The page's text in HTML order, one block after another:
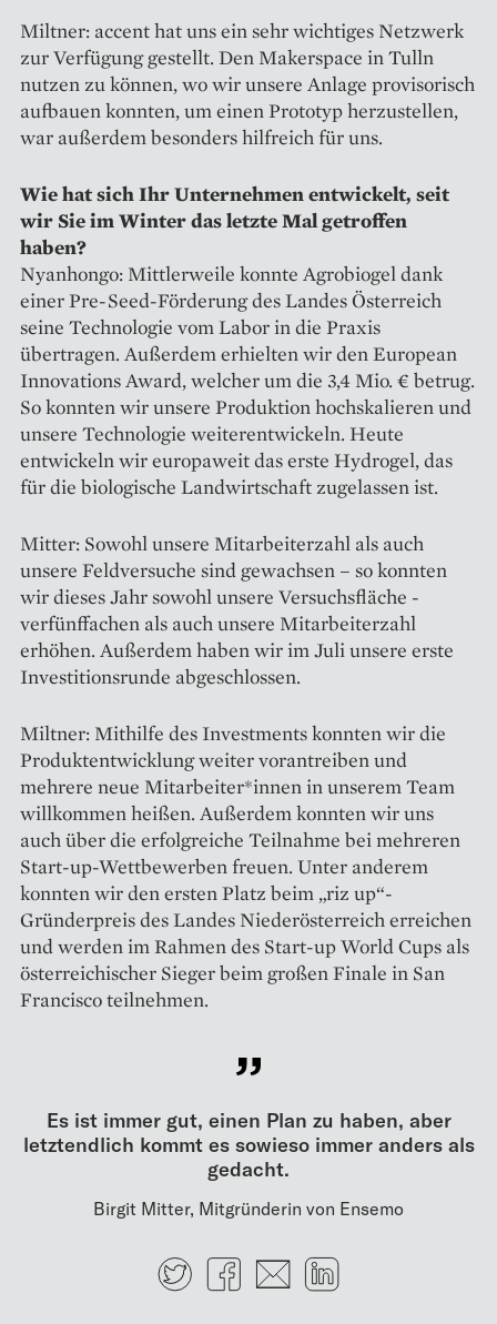
Miltner: accent hat uns ein sehr wichtiges Netzwerk
zur Verfügung gestellt. Den Makerspace in Tulln
nutzen zu können, wo wir unsere Anlage provisorisch
aufbauen konnten, um einen Prototyp herzustellen,
war außerdem besonders hilfreich für uns.
Wie hat sich Ihr Unternehmen ent­wickelt, seit
wir Sie im Winter das letzte Mal getroffen
haben?
Nyanhongo: Mittlerweile ­konn­te Agrobiogel dank
einer Pre-Seed-Förderung des Landes Österreich
seine Technologie vom Labor in die Praxis
übertragen. Außerdem erhielten wir den European
Innovations Award, welcher um die 3,4 Mio. € betrug.
So konnten wir unsere Produktion hochskalieren und
unsere Technologie weiter­entwickeln. Heute
entwickeln wir europaweit das erste Hydrogel, das
für die biologische Landwirtschaft zugelassen ist.
Mitter: Sowohl unsere Mit­arbeiterzahl als auch
unsere Feld­versuche sind gewachsen – so konnten
wir ­dieses Jahr sowohl unsere Versuchsfläche ­
verfünffachen als auch unsere Mitarbeiterzahl
erhöhen. Außerdem haben wir im Juli unsere erste
Investitionsrunde abgeschlossen.
Miltner: Mithilfe des Investments konnten wir die
Produktentwicklung weiter vorantreiben und
mehrere neue Mitarbeiter*innen in unserem Team
willkommen heißen. Außerdem konnten wir uns
auch über die erfolg­reiche Teilnahme bei mehreren
Start-up-Wettbewerben freuen. Unter anderem
konnten wir den ersten Platz beim „riz up“-
Gründerpreis des Landes Nieder­österreich erreichen
und werden im Rahmen des Start-up World Cups als
­österreichischer Sieger beim großen ­Finale in San
Francisco teilnehmen.
Es ist immer gut, einen Plan zu haben, aber
letztendlich kommt es sowieso immer anders als
gedacht.
Birgit Mitter, Mitgründerin von Ensemo
TwitterFacebook
E-mail